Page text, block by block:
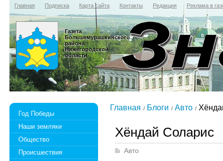
Главная Подписка Карта сайта Контакты Редакция Реклама в
Газета
Большемурашкинского
района
Нижегородской
области
Год Победы
Наши земляки
Общество
Происшествия
Главная Блоги Авто
Хёндай Соларис
Авто